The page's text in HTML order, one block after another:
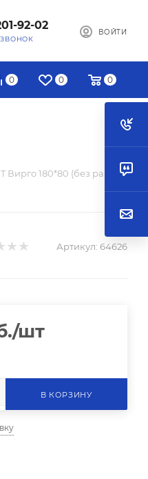
92-02
ВОЙТИ
0 0 0
Вирго 180*80 (без рамы)
Артикул: 64626
/шт
В КОРЗИНУ